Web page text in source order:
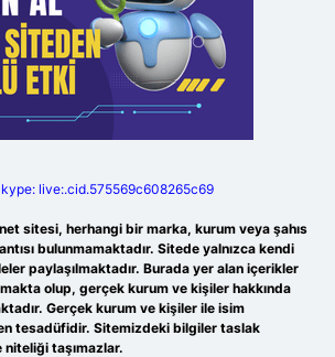
live:.cid.575569c608265c69
sitesi, herhangi bir marka, kurum veya şahıs
bulunmamaktadır. Sitede yalnızca kendi
paylaşılmaktadır. Burada yer alan içerikler
olup, gerçek kurum ve kişiler hakkında
Gerçek kurum ve kişiler ile isim
tesadüfidir. Sitemizdeki bilgiler taslak
taşımazlar.